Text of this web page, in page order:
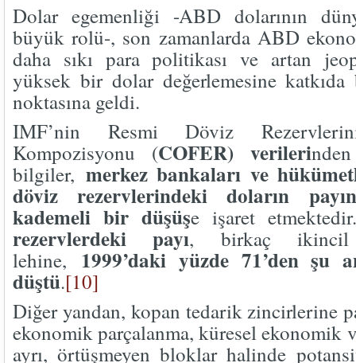
Dolar egemenliği -ABD dolarının
büyük rolü-, son zamanlarda ABD
daha sıkı para politikası ve artan
yüksek bir dolar değerlemesine katkıda
noktasına geldi.
IMF’nin Resmi Döviz
Kompozisyonu (COFER) verileri
bilgiler, merkez bankaları ve
döviz rezervlerindeki doların
kademeli bir düşüşe işaret
rezervlerdeki payı, birkaç ikincil
lehine, 1999’daki yüzde 71’den şu
düştü.[10]
Diğer yandan, kopan tedarik zincirlerine
ekonomik parçalanma, küresel ekonomik
ayrı, örtüşmeyen bloklar halinde